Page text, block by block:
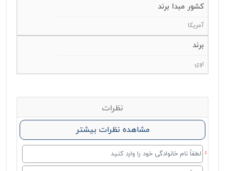
کشور مبدا برند
آمریکا
برند
اوی
نظرات
مشاهده نظرات بیشتر